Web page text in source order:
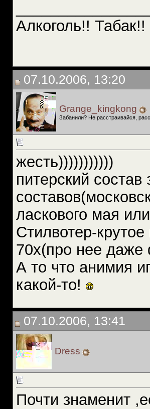
Алкоголь!!
07.10.2006, 13:20
Grange_kingkong
Забанили? Не расстраивайся,
жесть)))))))))))
питерский
ласкового мая
Стилвотер-
70х(про нее даже
А то что анимия
какой-то!
07.10.2006, 13:41
Dress
Почти знаменит